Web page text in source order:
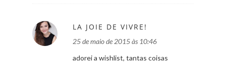
LA JOIE DE VIVRE!
25 de maio de 2015 às 10:46
adorei a wishlist, tantas coisas